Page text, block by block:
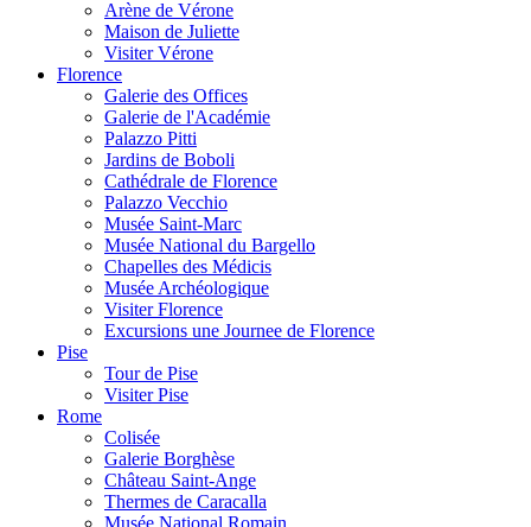
Arène de Vérone
Maison de Juliette
Visiter Vérone
Florence
Galerie des Offices
Galerie de l'Académie
Palazzo Pitti
Jardins de Boboli
Cathédrale de Florence
Palazzo Vecchio
Musée Saint-Marc
Musée National du Bargello
Chapelles des Médicis
Musée Archéologique
Visiter Florence
Excursions une Journee de Florence
Pise
Tour de Pise
Visiter Pise
Rome
Colisée
Galerie Borghèse
Château Saint-Ange
Thermes de Caracalla
Musée National Romain